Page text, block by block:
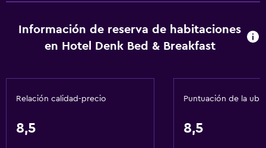
Información de reserva de habitaciones
en Hotel Denk Bed & Breakfast
Relación calidad-precio
8,5
Puntuación de la
8,5